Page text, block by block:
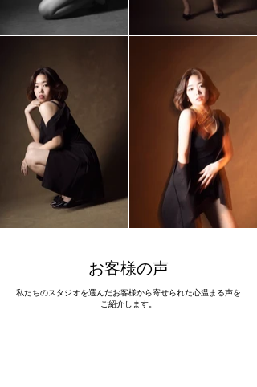
お客様の声
私たちのスタジオを選んだお客様から寄せられた心温まる声を
ご紹介します。